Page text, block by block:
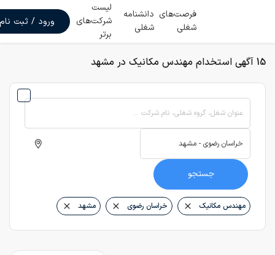
فرصت‌های
شغلی
دانشنامه
شغلی
لیست
شرکت‌های
برتر
ورود / ثبت نام
15 آگهی استخدام مهندس مکانیک در مشهد
عنوان شغل، گروه شغلی، نام شرکت ...
جستجو
مهندس مکانیک خراسان رضوی مشهد